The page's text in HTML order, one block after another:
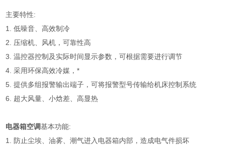
主要特性:
1. 低噪音、高效制冷
2. 压缩机、风机，可靠性高
3. 温控器控制及实际时间显示参数，可根据需要进行调节
4. 采用环保高效冷媒，*
5. 提供多组报警输出端子，可将报警型号传输给机床控制系统
6. 超大风量、小焓差、高显热
电器箱空调基本功能:
1. 防止尘埃、油雾、潮气进入电器箱内部，造成电气件损坏